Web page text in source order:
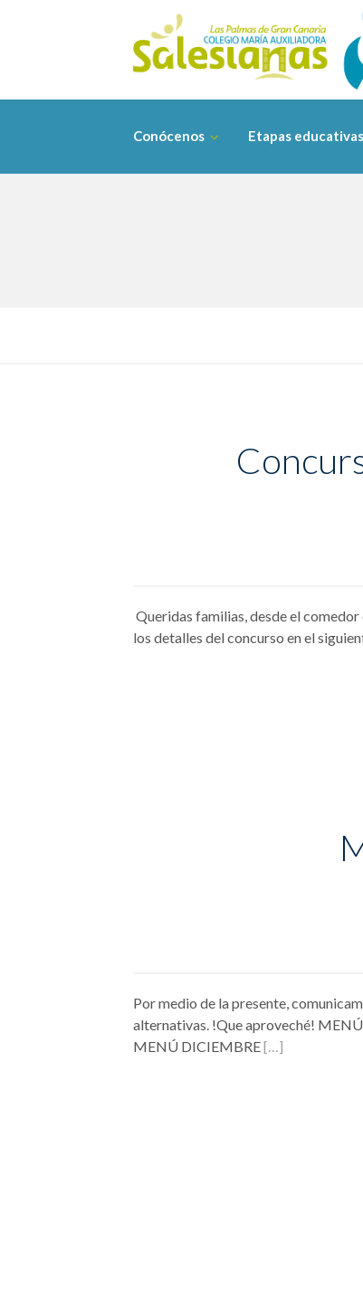
Conócenos Etapas educativas
Queridas familias, desde el
los detalles del concurso en el
Por medio de la presente,
alternativas. !Que aproveché!
MENÚ DICIEMBRE[…]